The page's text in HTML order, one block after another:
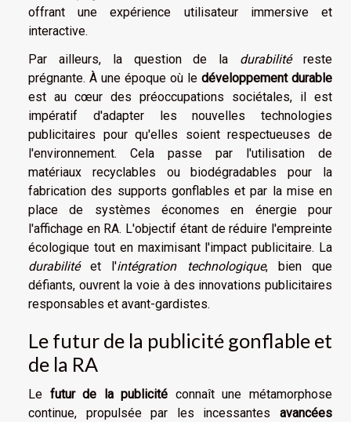
offrant une expérience utilisateur immersive et
interactive.
Par ailleurs, la question de la durabilitéreste
prégnante. À une époque où le développement durable
est au cœur des préoccupations sociétales, il est
impératif d'adapter les nouvelles technologies
publicitaires pour qu'elles soient respectueuses de
l'environnement. Cela passe par l'utilisation de
matériaux recyclables ou biodégradables pour la
fabrication des supports gonflables et par la mise en
place de systèmes économes en énergie pour
l'affichage en RA. L'objectif étant de réduire l'empreinte
écologique tout en maximisant l'impact publicitaire. La
durabilitéet l'intégration technologique, bien que
défiants, ouvrent la voie à des innovations publicitaires
responsables et avant-gardistes.
Le futur de la publicité gonflable et
de la RA
Le futur de la publicité connaît une métamorphose
continue, propulsée par les incessantes avancées